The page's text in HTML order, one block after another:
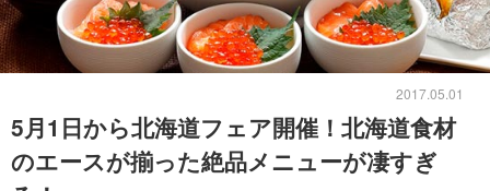
2017.05.01
5月1日から北海道フェア開催！北海道食材
のエースが揃った絶品メニューが凄すぎ